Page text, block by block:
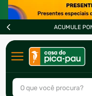
ACUMULE
O que você procura?